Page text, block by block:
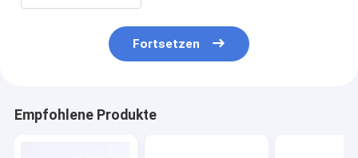
Fortsetzen
Empfohlene Produkte